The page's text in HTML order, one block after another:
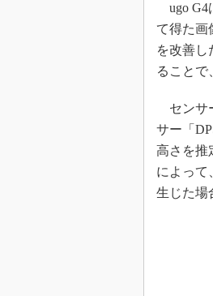
ugo G4
て得た画
を改善し
ることで
センサ
サー「
高さを推
によって
生じた場